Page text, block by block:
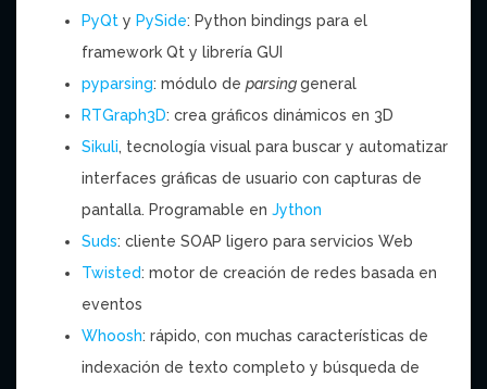
PyQt y PySide: Python bindings para el
framework Qt y librería GUI
pyparsing: módulo de parsinggeneral
RTGraph3D: crea gráficos dinámicos en 3D
Sikuli, tecnología visual para buscar y automatizar
interfaces gráficas de usuario con capturas de
pantalla. Programable en Jython
Suds: cliente SOAP ligero para servicios Web
Twisted: motor de creación de redes basada en
eventos
Whoosh: rápido, con muchas características de
indexación de texto completo y búsqueda de